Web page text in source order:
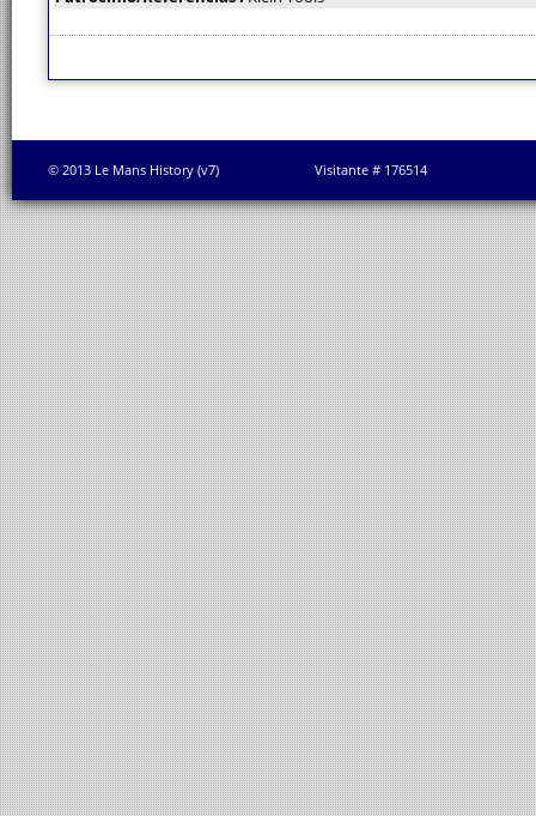
© 2013 Le Mans History (v7) Visitante # 176514